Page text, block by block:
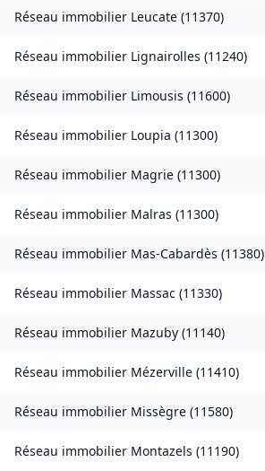
Réseau immobilier Leucate (11370)
Réseau immobilier Lignairolles (11240)
Réseau immobilier Limousis (11600)
Réseau immobilier Loupia (11300)
Réseau immobilier Magrie (11300)
Réseau immobilier Malras (11300)
Réseau immobilier Mas-Cabardès (11380)
Réseau immobilier Massac (11330)
Réseau immobilier Mazuby (11140)
Réseau immobilier Mézerville (11410)
Réseau immobilier Missègre (11580)
Réseau immobilier Montazels (11190)